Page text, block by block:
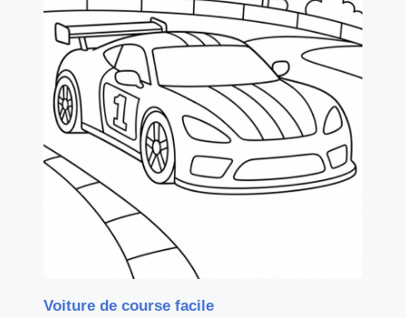
Voiture de course facile